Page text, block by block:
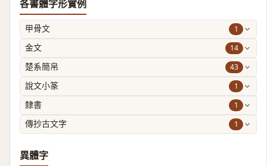
各書體字形實例
甲骨文 1
金文 14
楚系簡帛 43
說文小篆 1
隸書 1
傳抄古文字 1
異體字